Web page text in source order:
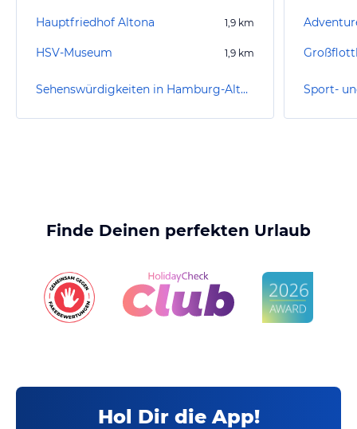
Hauptfriedhof Altona 1,9 km
HSV-Museum 1,9 km
Sehenswürdigkeiten in Hamburg-Altona
Finde Deinen perfekten Urlaub
Hol Dir die App!